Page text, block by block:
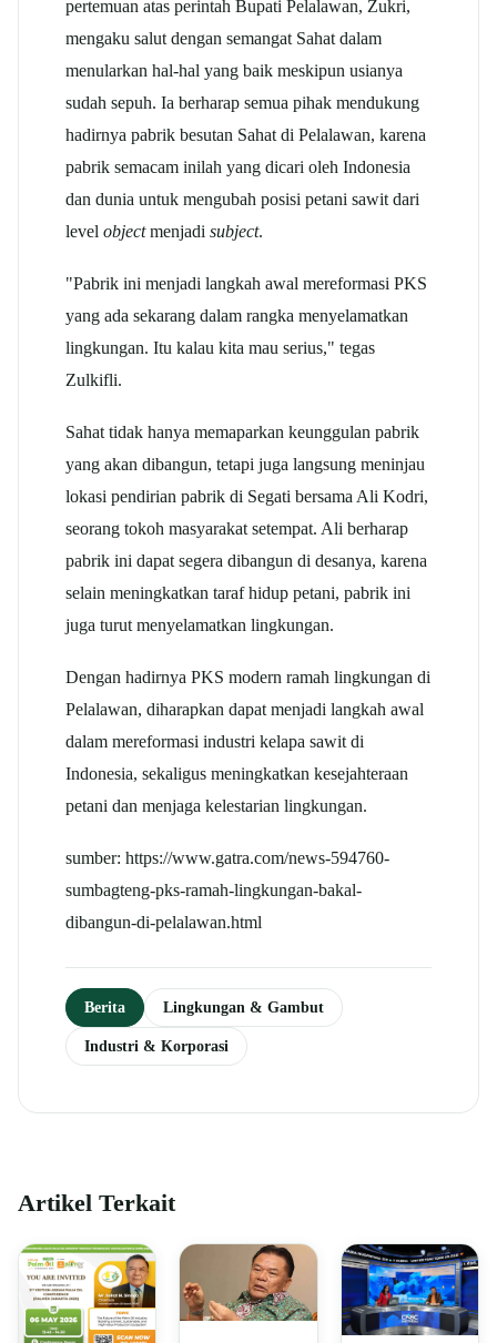
pertemuan atas perintah Bupati Pelalawan, Zukri,
mengaku salut dengan semangat Sahat dalam
menularkan hal-hal yang baik meskipun usianya
sudah sepuh. Ia berharap semua pihak mendukung
hadirnya pabrik besutan Sahat di Pelalawan, karena
pabrik semacam inilah yang dicari oleh Indonesia
dan dunia untuk mengubah posisi petani sawit dari
level objectmenjadi subject.
"Pabrik ini menjadi langkah awal mereformasi PKS
yang ada sekarang dalam rangka menyelamatkan
lingkungan. Itu kalau kita mau serius," tegas
Zulkifli.
Sahat tidak hanya memaparkan keunggulan pabrik
yang akan dibangun, tetapi juga langsung meninjau
lokasi pendirian pabrik di Segati bersama Ali Kodri,
seorang tokoh masyarakat setempat. Ali berharap
pabrik ini dapat segera dibangun di desanya, karena
selain meningkatkan taraf hidup petani, pabrik ini
juga turut menyelamatkan lingkungan.
Dengan hadirnya PKS modern ramah lingkungan di
Pelalawan, diharapkan dapat menjadi langkah awal
dalam mereformasi industri kelapa sawit di
Indonesia, sekaligus meningkatkan kesejahteraan
petani dan menjaga kelestarian lingkungan.
sumber: https://www.gatra.com/news-594760-
sumbagteng-pks-ramah-lingkungan-bakal-
dibangun-di-pelalawan.html
Berita Lingkungan & Gambut
Industri & Korporasi
Artikel Terkait